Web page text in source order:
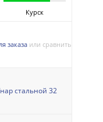
Курск
заказа или сравнить
стальной 32